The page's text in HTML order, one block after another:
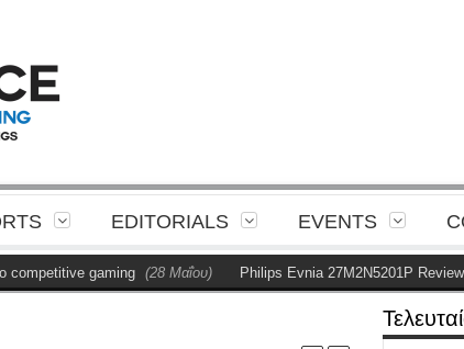
EDITORIALS EVENTS
gaming (28 Μαΐου) Philips Evnia 27M2N5201P Review (28